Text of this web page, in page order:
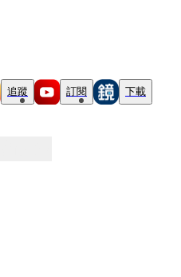
追蹤 訂閱 下載